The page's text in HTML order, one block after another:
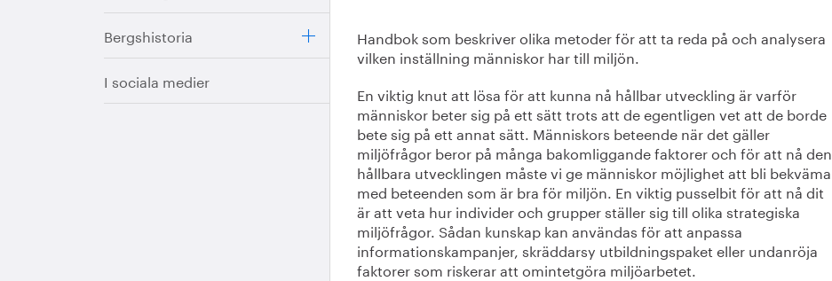
Bergshistoria
I sociala medier
Handbok som beskriver olika metoder för att ta reda på och analysera
vilken inställning människor har till miljön.
En viktig knut att lösa för att kunna nå hållbar utveckling är varför
människor beter sig på ett sätt trots att de egentligen vet att de borde
bete sig på ett annat sätt. Människors beteende när det gäller
miljöfrågor beror på många bakomliggande faktorer och för att nå den
hållbara utvecklingen måste vi ge människor möjlighet att bli bekväma
med beteenden som är bra för miljön. En viktig pusselbit för att nå dit
är att veta hur individer och grupper ställer sig till olika strategiska
miljöfrågor. Sådan kunskap kan användas för att anpassa
informationskampanjer, skräddarsy utbildningspaket eller undanröja
faktorer som riskerar att omintetgöra miljöarbetet.